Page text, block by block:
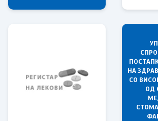
Со еден клик до сите услуги
НА
СО
ОД